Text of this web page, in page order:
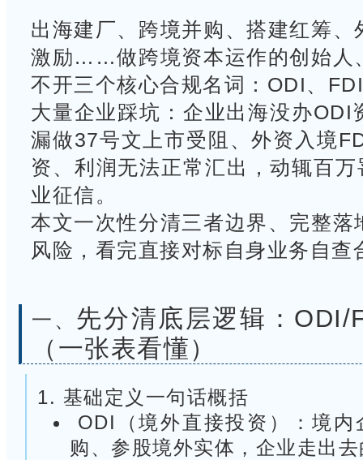
出海建厂、跨境并购、搭建红筹
激励……做跨境资本运作的创始人
不开三个核心合规名词：ODI、
大量企业踩坑：企业出海没办ODI
漏做37号文上市受阻、外资入境
资、利润无法正常汇出，动辄百
业征信。
本文一次性分清三者边界、完整
风险，看完直接对标自身业务自查
一、 先分清底层逻辑：ODI/
（一张表看懂）
1. 基础定义一句话概括
ODI（境外直接投资）：境
购、参股境外实体，企业走出